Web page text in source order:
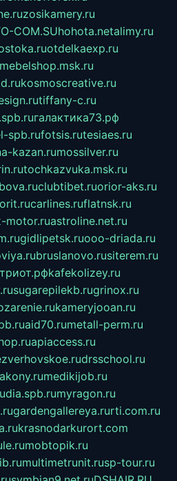
zosikamery.ru
COM.SUhohota.netalimy.ru
otdelkaexp.ru
mebelshop.msk.ru
kosmoscreative.ru
tiffany-c.ru
галактика73.рф
spb.rufotsis.rutesiaes.ru
kazan.rumossilver.ru
tochkazvuka.msk.ru
clubtibet.ruorior-aks.ru
carlines.ruflatnsk.ru
motor.ruastroline.net.ru
gidlipetsk.ruooo-driada.ru
bruslanovo.rusiterem.ru
kafekolizey.ru
sugarepilekb.rugrinox.ru
kameryjooan.ru
aid70.rumetall-perm.ru
apiaccess.ru
drsschool.ru
medikijob.ru
myragon.ru
gardengallereya.rurti.com.ru
krasnodarkurort.com
mobtopik.ru
multimetrunit.rusp-tour.ru